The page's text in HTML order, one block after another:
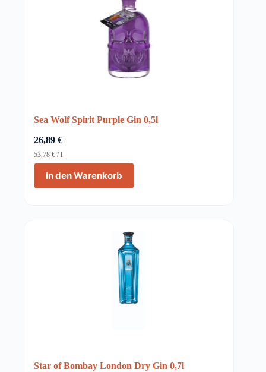
Sea Wolf Spirit Purple Gin 0,5l
26,89 €
In den Warenkorb
53,78 € /l
Star of Bombay London Dry Gin 0,7l